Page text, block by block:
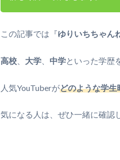
この記事では『ゆりいちちゃん
高校 大学 中学といった学歴
人気YouTuberがどのような学生
気になる人は、ぜひ一緒に確認